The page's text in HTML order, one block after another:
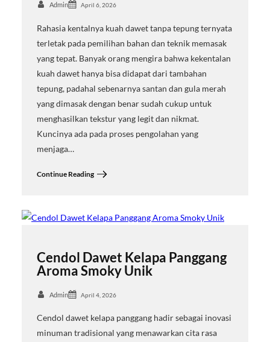
Admin April 6, 2026
Rahasia kentalnya kuah dawet tanpa tepung ternyata
terletak pada pemilihan bahan dan teknik memasak
yang tepat. Banyak orang mengira bahwa kekentalan
kuah dawet hanya bisa didapat dari tambahan
tepung, padahal sebenarnya santan dan gula merah
yang dimasak dengan benar sudah cukup untuk
menghasilkan tekstur yang legit dan nikmat.
Kuncinya ada pada proses pengolahan yang
menjaga…
Continue Reading
Cendol Dawet Kelapa Panggang
Aroma Smoky Unik
Admin April 4, 2026
Cendol dawet kelapa panggang hadir sebagai inovasi
minuman tradisional yang menawarkan cita rasa